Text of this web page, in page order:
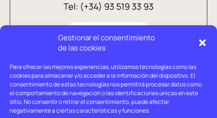
Gestionar el consentimiento
de las cookies
Para ofrecer las mejores experiencias, utilizamos tecnologías como las
cookies para almacenar y/o acceder a la información del dispositivo. El
consentimiento de estas tecnologías nos permitirá procesar datos como
el comportamiento de navegación o las identificaciones únicas en este
sitio. No consentir o retirar el consentimiento, puede afectar
negativamente a ciertas características y funciones.
Tel: (+34) 93 519 33 93
Aviso legal